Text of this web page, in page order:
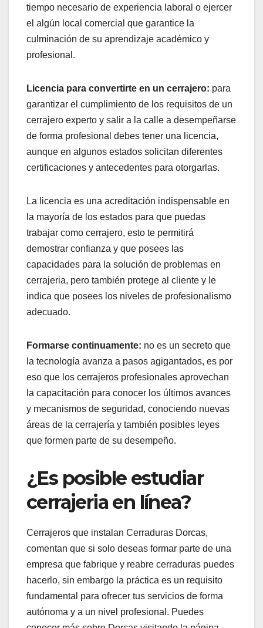
tiempo necesario de experiencia laboral o ejercer
el algún local comercial que garantice la
culminación de su aprendizaje académico y
profesional.
Licencia para convertirte en un cerrajero: para
garantizar el cumplimiento de los requisitos de un
cerrajero experto y salir a la calle a desempeñarse
de forma profesional debes tener una licencia,
aunque en algunos estados solicitan diferentes
certificaciones y antecedentes para otorgarlas.
La licencia es una acreditación indispensable en
la mayoría de los estados para que puedas
trabajar como cerrajero, esto te permitirá
demostrar confianza y que posees las
capacidades para la solución de problemas en
cerrajeria, pero también protege al cliente y le
indica que posees los niveles de profesionalismo
adecuado.
Formarse continuamente: no es un secreto que
la tecnología avanza a pasos agigantados, es por
eso que los cerrajeros profesionales aprovechan
la capacitación para conocer los últimos avances
y mecanismos de seguridad, conociendo nuevas
áreas de la cerrajería y también posibles leyes
que formen parte de su desempeño.
¿Es posible estudiar
cerrajeria en línea?
Cerrajeros que instalan Cerraduras Dorcas,
comentan que si solo deseas formar parte de una
empresa que fabrique y reabre cerraduras puedes
hacerlo, sin embargo la práctica es un requisito
fundamental para ofrecer tus servicios de forma
autónoma y a un nivel profesional. Puedes